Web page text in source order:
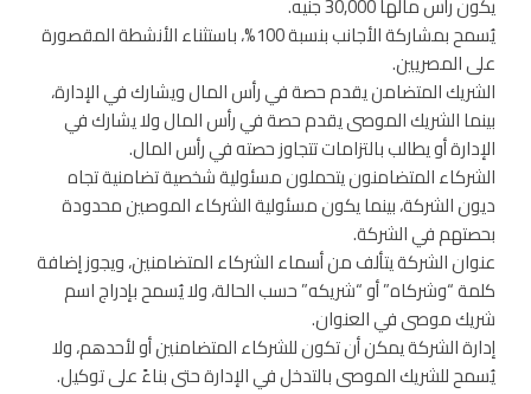
يُسمح بمشاركة الأجانب بنسبة 100%، باستثناء الأنشطة المقصورة
على المصريين.
الشريك المتضامن يقدم حصة في رأس المال ويشارك في الإدارة،
بينما الشريك الموصى يقدم حصة في رأس المال ولا يشارك في
الإدارة أو يطالب بالتزامات تتجاوز حصته في رأس المال.
الشركاء المتضامنون يتحملون مسئولية شخصية تضامنية تجاه
ديون الشركة، بينما يكون مسئولية الشركاء الموصين محدودة
بحصتهم في الشركة.
عنوان الشركة يتألف من أسماء الشركاء المتضامنين، ويجوز إضافة
كلمة “وشركاه” أو “شريكه” حسب الحالة، ولا يُسمح بإدراج اسم
شريك موصى في العنوان.
إدارة الشركة يمكن أن تكون للشركاء المتضامنين أو لأحدهم، ولا
يُسمح للشريك الموصى بالتدخل في الإدارة حتى بناءً على توكيل.